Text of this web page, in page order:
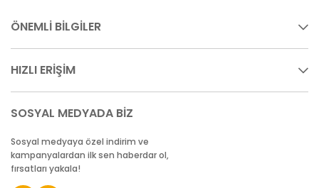
ÖNEMLİ BİLGİLER
HIZLI ERİŞİM
SOSYAL MEDYADA BİZ
Sosyal medyaya özel indirim ve
kampanyalardan ilk sen haberdar ol,
fırsatları yakala!